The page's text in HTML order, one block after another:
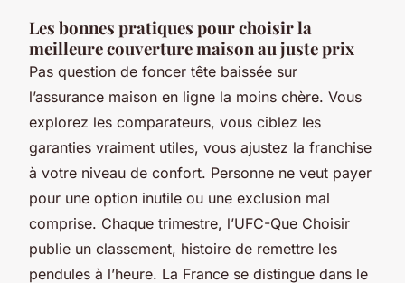
Les bonnes pratiques pour choisir la
meilleure couverture maison au juste prix
Pas question de foncer tête baissée sur
l’assurance maison en ligne la moins chère. Vous
explorez les comparateurs, vous ciblez les
garanties vraiment utiles, vous ajustez la franchise
à votre niveau de confort. Personne ne veut payer
pour une option inutile ou une exclusion mal
comprise. Chaque trimestre, l’UFC-Que Choisir
publie un classement, histoire de remettre les
pendules à l’heure. La France se distingue dans le